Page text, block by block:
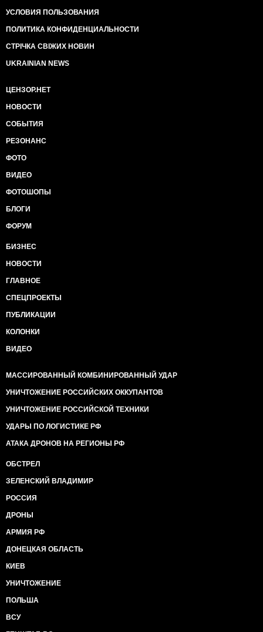
УСЛОВИЯ ПОЛЬЗОВАНИЯ
ПОЛИТИКА КОНФИДЕНЦИАЛЬНОСТИ
СТРІЧКА СВІЖИХ НОВИН
UKRAINIAN NEWS
ЦЕНЗОР.НЕТ
НОВОСТИ
СОБЫТИЯ
РЕЗОНАНС
ФОТО
ВИДЕО
ФОТОШОПЫ
БЛОГИ
ФОРУМ
БИЗНЕС
НОВОСТИ
ГЛАВНОЕ
СПЕЦПРОЕКТЫ
ПУБЛИКАЦИИ
КОЛОНКИ
ВИДЕО
МАССИРОВАННЫЙ КОМБИНИРОВАННЫЙ УДАР
УНИЧТОЖЕНИЕ РОССИЙСКИХ ОККУПАНТОВ
УНИЧТОЖЕНИЕ РОССИЙСКОЙ ТЕХНИКИ
УДАРЫ ПО ЛОГИСТИКЕ РФ
АТАКА ДРОНОВ НА РЕГИОНЫ РФ
ОБСТРЕЛ
ЗЕЛЕНСКИЙ ВЛАДИМИР
РОССИЯ
ДРОНЫ
АРМИЯ РФ
ДОНЕЦКАЯ ОБЛАСТЬ
КИЕВ
УНИЧТОЖЕНИЕ
ПОЛЬША
ВСУ